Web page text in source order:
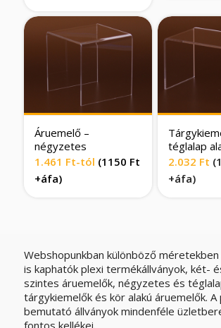
Áruemelő –
négyzetes
1.461 Ft-tól (1150 Ft
+áfa)
téglalap
2.032 Ft (
+áfa)
Webshopunkban különböző
is kaphatók plexi termékállványok, két-
szintes áruemelők, négyzetes és
tárgykiemelők és kör alakú áruemelők. A
bemutató állványok mindenféle
fontos kellékei.